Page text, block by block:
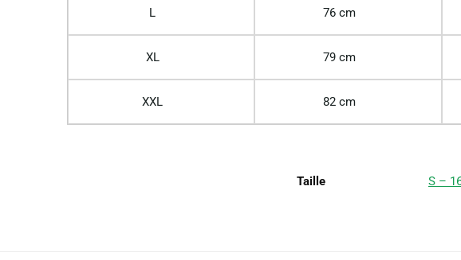
L 76 cm
XL 79 cm
XXL 82 cm
Taille S –